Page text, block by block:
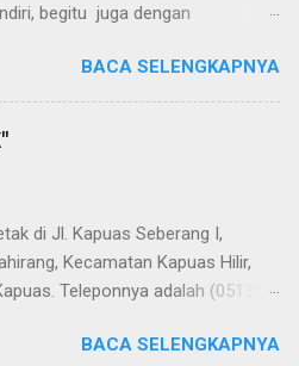
begitu juga dengan
oleh Dra. Hernawaty, M.Kes.
dapat diberikan pada komentar.
Dayak - Jerman sedang
BACA SELENGKAPNYA
di Jl. Kapuas Seberang I,
Kecamatan Kapuas Hilir,
Teleponnya adalah (0513)
perahu naga yang terbuat dari
BACA SELENGKAPNYA